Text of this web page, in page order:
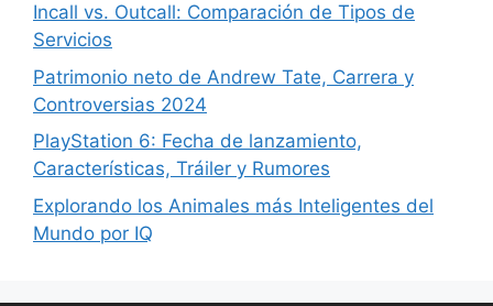
Incall vs. Outcall: Comparación de Tipos de
Servicios
Patrimonio neto de Andrew Tate, Carrera y
Controversias 2024
PlayStation 6: Fecha de lanzamiento,
Características, Tráiler y Rumores
Explorando los Animales más Inteligentes del
Mundo por IQ